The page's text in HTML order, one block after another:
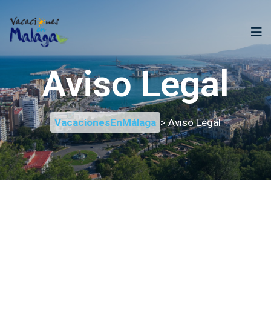
Aviso Legal
VacacionesEnMálaga > Aviso Legal